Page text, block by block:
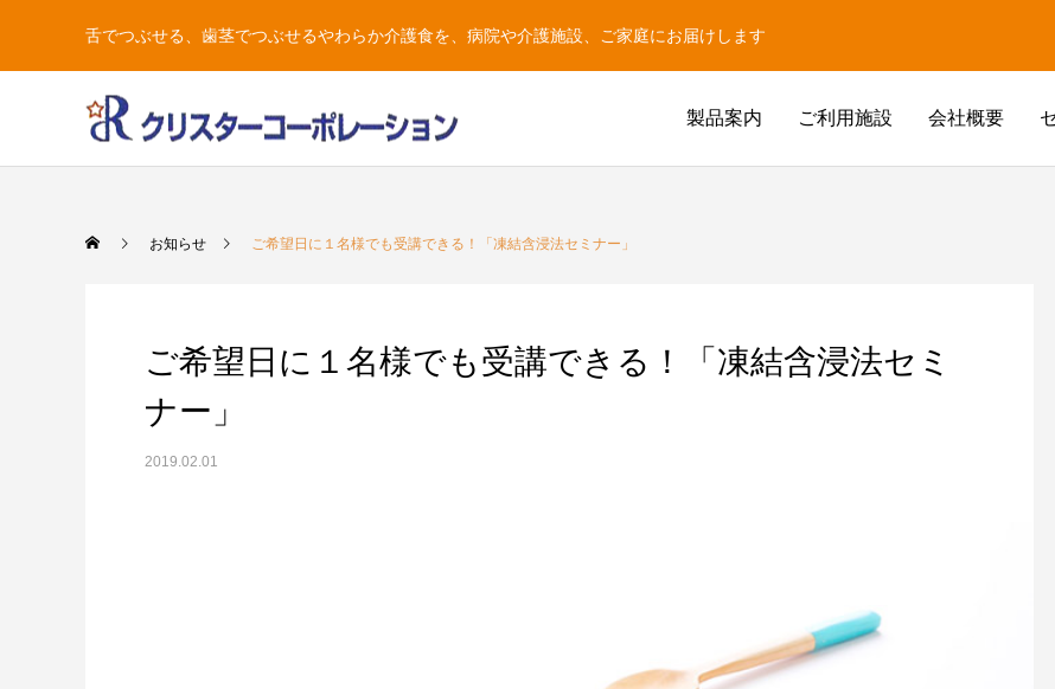
舌でつぶせる、歯茎でつぶせるやわらか介護食を、病院や介護施設、ご家庭にお届けします
製品案内 ご利用施設 会社概要
お知らせ ご希望日に１名様でも受講できる！「凍結含浸法セミナー」
ご希望日に１名様でも受講できる！「凍結含浸法セミ
ナー」
2019.02.01